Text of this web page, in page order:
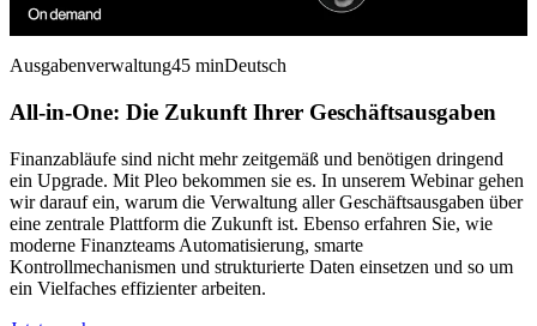
Ausgabenverwaltung45 minDeutsch
All-in-One: Die Zukunft Ihrer Geschäftsausgaben
Finanzabläufe sind nicht mehr zeitgemäß und benötigen dringend
ein Upgrade. Mit Pleo bekommen sie es. In unserem Webinar gehen
wir darauf ein, warum die Verwaltung aller Geschäftsausgaben über
eine zentrale Plattform die Zukunft ist. Ebenso erfahren Sie, wie
moderne Finanzteams Automatisierung, smarte
Kontrollmechanismen und strukturierte Daten einsetzen und so um
ein Vielfaches effizienter arbeiten.